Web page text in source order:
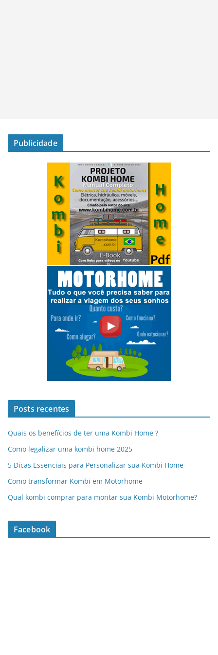
Publicidade
Posts recentes
Quais os benefícios de ter uma Kombi Home ?
Como legalizar uma kombi home 2025
5 Dicas Essenciais para Personalizar sua Kombi Home
Como transformar Kombi em Motorhome
Qual kombi comprar para montar sua Kombi Motorhome?
Facebook